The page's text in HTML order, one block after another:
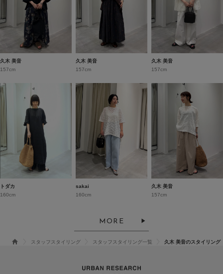
久木 美音
157cm
久木 美音
157cm
久木 美音
157cm
トダカ
160cm
sakai
160cm
久木 美音
157cm
MORE
スタッフスタイリング スタッフスタイリング一覧 久木 美音のスタイリング